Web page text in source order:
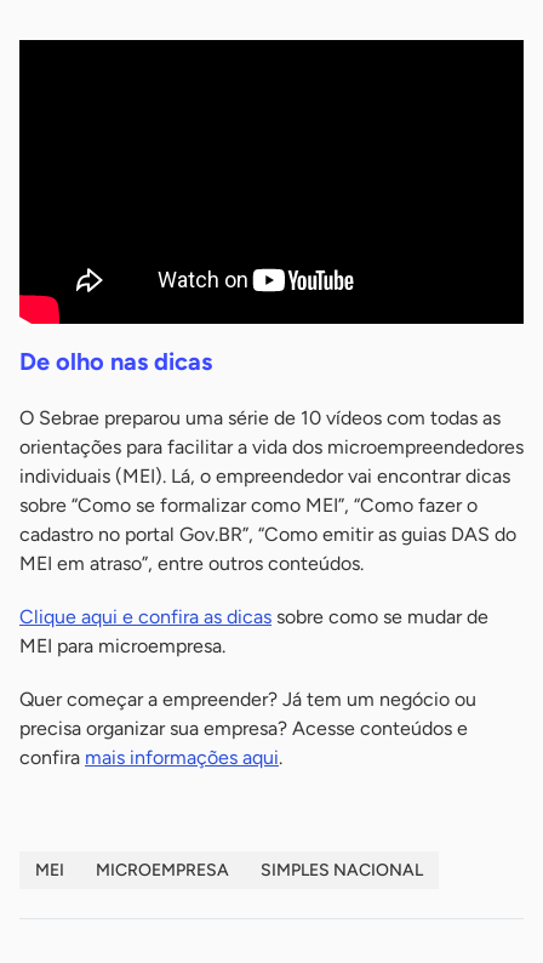
De olho nas dicas
O Sebrae preparou uma série de 10 vídeos com todas as
orientações para facilitar a vida dos microempreendedores
individuais (MEI). Lá, o empreendedor vai encontrar dicas
sobre “Como se formalizar como MEI”, “Como fazer o
cadastro no portal Gov.BR”, “Como emitir as guias DAS do
MEI em atraso”, entre outros conteúdos.
Clique aqui e confira as dicas sobre como se mudar de
MEI para microempresa.
Quer começar a empreender? Já tem um negócio ou
precisa organizar sua empresa? Acesse conteúdos e
confira mais informações aqui.
MEI MICROEMPRESA SIMPLES NACIONAL